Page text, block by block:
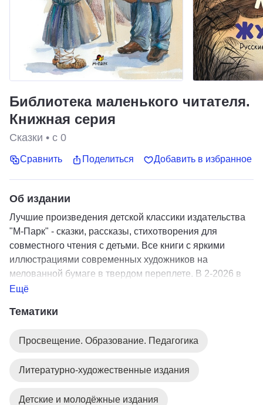
Библиотека маленького читателя.
Книжная серия
Сказки • с 0
Сравнить Поделиться Добавить в избранное
Об издании
Лучшие произведения детской классики издательства
"М-Парк" - сказки, рассказы, стихотворения для
совместного чтения с детьми. Все книги с яркими
иллюстрациями современных художников на
мелованной бумаге в твердом переплете. В 2-2026 в
подписке: "Добежали до вечера. Стихи для детей"
народные сказки" в обработке А. Толстого, "Филипок.
утята. Рассказы" М. Пришвина, "Басни" И. Крылова,
Ещё
Тематики
Просвещение. Образование. Педагогика
Литературно-художественные издания
Детские и молодёжные издания